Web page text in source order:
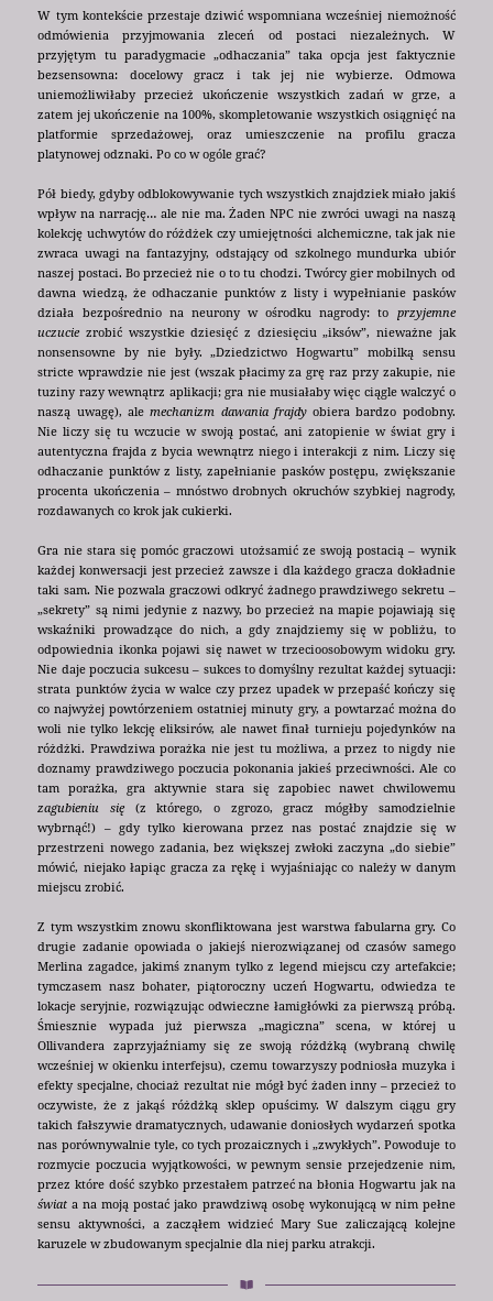
W tym kontekście przestaje dziwić wspomniana wcześniej niemożność
odmówienia przyjmowania zleceń od postaci niezależnych. W
przyjętym tu paradygmacie „odhaczania” taka opcja jest faktycznie
bezsensowna: docelowy gracz i tak jej nie wybierze. Odmowa
uniemożliwiłaby przecież ukończenie wszystkich zadań w grze, a
zatem jej ukończenie na 100%, skompletowanie wszystkich osiągnięć na
platformie sprzedażowej, oraz umieszczenie na profilu gracza
platynowej odznaki. Po co w ogóle grać?
Pół biedy, gdyby odblokowywanie tych wszystkich znajdziek miało jakiś
wpływ na narrację… ale nie ma. Żaden NPC nie zwróci uwagi na naszą
kolekcję uchwytów do różdżek czy umiejętności alchemiczne, tak jak nie
zwraca uwagi na fantazyjny, odstający od szkolnego mundurka ubiór
naszej postaci. Bo przecież nie o to tu chodzi. Twórcy gier mobilnych od
dawna wiedzą, że odhaczanie punktów z listy i wypełnianie pasków
działa bezpośrednio na neurony w ośrodku nagrody: to przyjemne
uczucie zrobić wszystkie dziesięć z dziesięciu „iksów”, nieważne jak
nonsensowne by nie były. „Dziedzictwo Hogwartu” mobilką sensu
stricte wprawdzie nie jest (wszak płacimy za grę raz przy zakupie, nie
tuziny razy wewnątrz aplikacji; gra nie musiałaby więc ciągle walczyć o
naszą uwagę), alemechanizm dawania frajdyobiera bardzo podobny.
Nie liczy się tu wczucie w swoją postać, ani zatopienie w świat gry i
autentyczna frajda z bycia wewnątrz niego i interakcji z nim. Liczy się
odhaczanie punktów z listy, zapełnianie pasków postępu, zwiększanie
procenta ukończenia – mnóstwo drobnych okruchów szybkiej nagrody,
rozdawanych co krok jak cukierki.
Gra nie stara się pomóc graczowi utożsamić ze swoją postacią – wynik
każdej konwersacji jest przecież zawsze i dla każdego gracza dokładnie
taki sam. Nie pozwala graczowi odkryć żadnego prawdziwego sekretu –
„sekrety” są nimi jedynie z nazwy, bo przecież na mapie pojawiają się
wskaźniki prowadzące do nich, a gdy znajdziemy się w pobliżu, to
odpowiednia ikonka pojawi się nawet w trzecioosobowym widoku gry.
Nie daje poczucia sukcesu – sukces to domyślny rezultat każdej sytuacji:
strata punktów życia w walce czy przez upadek w przepaść kończy się
co najwyżej powtórzeniem ostatniej minuty gry, a powtarzać można do
woli nie tylko lekcję eliksirów, ale nawet finał turnieju pojedynków na
różdżki. Prawdziwa porażka nie jest tu możliwa, a przez to nigdy nie
doznamy prawdziwego poczucia pokonania jakieś przeciwności. Ale co
tam porażka, gra aktywnie stara się zapobiec nawet chwilowemu
zagubieniu się (z którego, o zgrozo, gracz mógłby samodzielnie
wybrnąć!) – gdy tylko kierowana przez nas postać znajdzie się w
przestrzeni nowego zadania, bez większej zwłoki zaczyna „do siebie”
mówić, niejako łapiąc gracza za rękę i wyjaśniając co należy w danym
miejscu zrobić.
Z tym wszystkim znowu skonfliktowana jest warstwa fabularna gry. Co
drugie zadanie opowiada o jakiejś nierozwiązanej od czasów samego
Merlina zagadce, jakimś znanym tylko z legend miejscu czy artefakcie;
tymczasem nasz bohater, piątoroczny uczeń Hogwartu, odwiedza te
lokacje seryjnie, rozwiązując odwieczne łamigłówki za pierwszą próbą.
Śmiesznie wypada już pierwsza „magiczna” scena, w której u
Ollivandera zaprzyjaźniamy się ze swoją różdżką (wybraną chwilę
wcześniej w okienku interfejsu), czemu towarzyszy podniosła muzyka i
efekty specjalne, chociaż rezultat nie mógł być żaden inny – przecież to
oczywiste, że z jakąś różdżką sklep opuścimy. W dalszym ciągu gry
takich fałszywie dramatycznych, udawanie doniosłych wydarzeń spotka
nas porównywalnie tyle, co tych prozaicznych i „zwykłych”. Powoduje to
rozmycie poczucia wyjątkowości, w pewnym sensie przejedzenie nim,
przez które dość szybko przestałem patrzeć na błonia Hogwartu jak na
świat a na moją postać jako prawdziwą osobę wykonującą w nim pełne
sensu aktywności, a zacząłem widzieć Mary Sue zaliczającą kolejne
karuzele w zbudowanym specjalnie dla niej parku atrakcji.